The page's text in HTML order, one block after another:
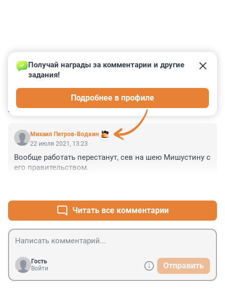
КОММЕНТАРИИ 1
Михаил Петров-Водкин
Получай награды за комментарии и другие
задания!
Подробнее в профиле
22 июля 2021, 13:23
Вообще работать перестанут, сев на шею Мишустину с
его правительством.
Читать все комментарии
Гость
Войти
Отправить